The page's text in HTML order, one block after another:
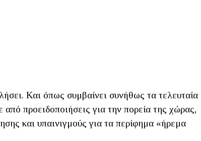
Και όπως συμβαίνει συνήθως τα τελευταία
προειδοποιήσεις για την πορεία της χώρας,
και υπαινιγμούς για τα περίφημα «ήρεμα